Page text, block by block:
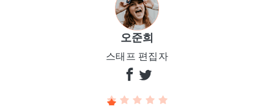
오준희
스태프 편집자